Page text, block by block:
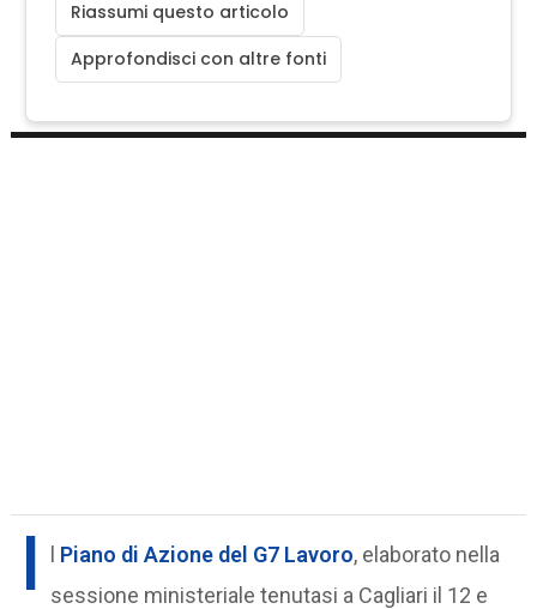
Riassumi questo articolo
Approfondisci con altre fonti
I l Piano di Azione del G7 Lavoro, elaborato nella
sessione ministeriale tenutasi a Cagliari il 12 e